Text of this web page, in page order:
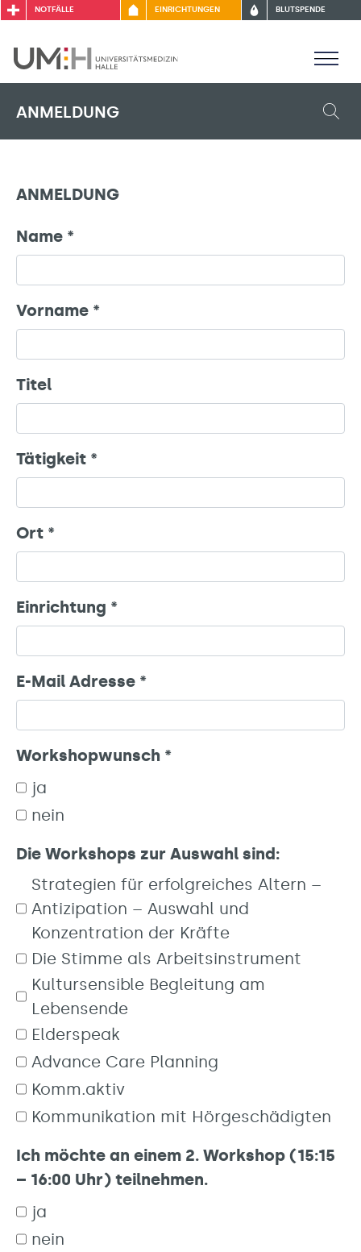
NOTFÄLLE EINRICHTUNGEN BLUTSPENDE
ANMELDUNG
ANMELDUNG
Name *
Vorname *
Titel
Tätigkeit *
Ort *
Einrichtung *
E-Mail Adresse *
Workshopwunsch *
ja
nein
Die Workshops zur Auswahl sind:
Strategien für erfolgreiches Altern –
Antizipation – Auswahl und
Konzentration der Kräfte
Die Stimme als Arbeitsinstrument
Kultursensible Begleitung am
Lebensende
Elderspeak
Advance Care Planning
Komm.aktiv
Kommunikation mit Hörgeschädigten
Ich möchte an einem 2. Workshop (15:15
– 16:00 Uhr) teilnehmen.
ja
nein